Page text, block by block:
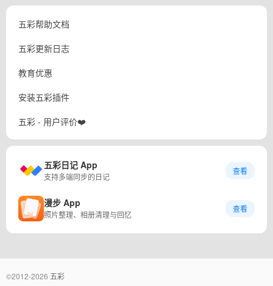
五彩帮助文档
五彩更新日志
教育优惠
安装五彩插件
五彩 - 用户评价❤️
五彩日记 App
支持多端同步的日记
查看
漫步 App
照片整理、相册清理与回忆
查看
©2012-2026 五彩